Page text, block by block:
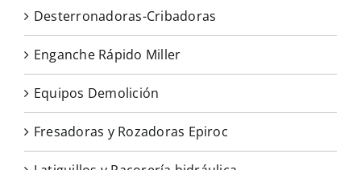
Desterronadoras-Cribadoras
Enganche Rápido Miller
Equipos Demolición
Fresadoras y Rozadoras Epiroc